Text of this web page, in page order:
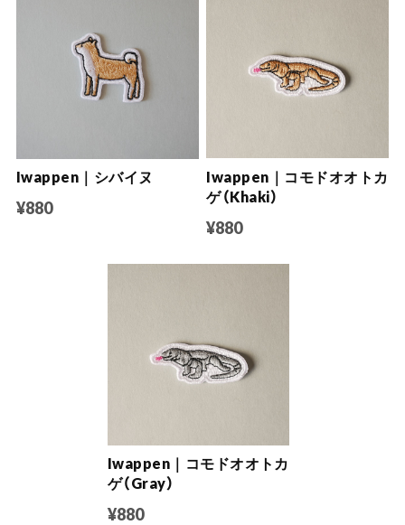
Iwappen｜シバイヌ
¥880
Iwappen｜コモドオオトカ
ゲ（Khaki）
¥880
Iwappen｜コモドオオトカ
ゲ（Gray）
¥880